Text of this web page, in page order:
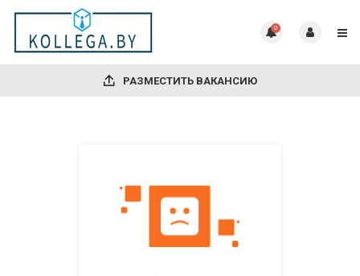
0
РАЗМЕСТИТЬ ВАКАНСИЮ